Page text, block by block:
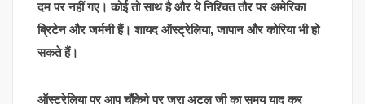
दम पर नहीं गए। कोई तो साथ है और ये निश्चित तौर पर अमेरिका
ब्रिटेन और जर्मनी हैं। शायद ऑस्ट्रेलिया, जापान और कोरिया भी हो
सकते हैं।
ऑस्ट्रेलिया पर आप चौंकेगे पर जरा अटल जी का समय याद कर